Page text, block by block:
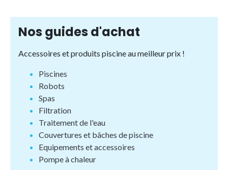
Nos guides d'achat
Accessoires et produits piscine au meilleur prix !
Piscines
Robots
Spas
Filtration
Traitement de l'eau
Couvertures et bâches de piscine
Equipements et accessoires
Pompe à chaleur